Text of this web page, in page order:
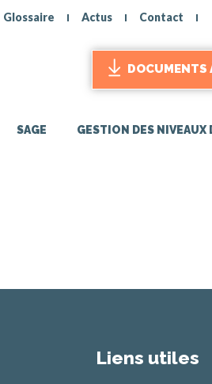
Glossaire Actus Contact
DOCUMENTS
SAGE GESTION DES NIVEAUX
Liens utiles